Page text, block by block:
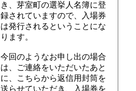
き、芽室町の選挙人名簿に登
録されていますので、入場券
は発行されるということにな
ります。
今回のようなお申し出の場合
は、ご連絡をいただいたあと
に、こちらから返信用封筒を
送らせていただき、入場券を